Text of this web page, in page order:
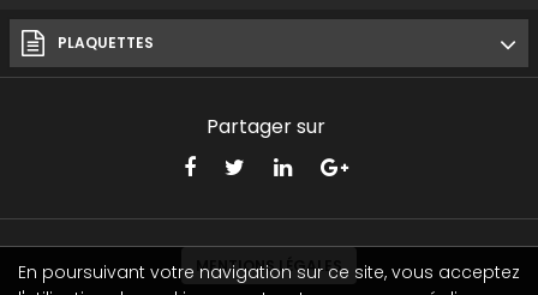
PLAQUETTES
Partager sur
MENTIONS LÉGALES
En poursuivant votre navigation sur ce site, vous acceptez